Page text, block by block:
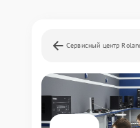
Сервисный центр